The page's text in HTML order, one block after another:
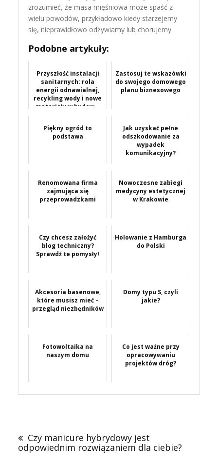
zrozumieć, że masa mięśniowa może spaść z
wielu powodów, przykładowo kiedy starzejemy
się, nieprawidłowo odżywiamy lub chorujemy.
Podobne artykuły:
Przyszłość instalacji
sanitarnych: rola
energii odnawialnej,
recykling wody i nowe
materiały w budow...
Zastosuj te wskazówki
do swojego domowego
planu biznesowego
Piękny ogród to
podstawa
Jak uzyskać pełne
odszkodowanie za
wypadek
komunikacyjny?
Renomowana firma
zajmująca się
przeprowadzkami
Nowoczesne zabiegi
medycyny estetycznej
w Krakowie
Czy chcesz założyć
blog techniczny?
Sprawdź te pomysły!
Holowanie z Hamburga
do Polski
Akcesoria basenowe,
które musisz mieć –
przegląd niezbędników
Domy typu S, czyli
jakie?
Fotowoltaika na
naszym domu
Co jest ważne przy
opracowywaniu
projektów dróg?
Czy manicure hybrydowy jest
odpowiednim rozwiązaniem dla ciebie?